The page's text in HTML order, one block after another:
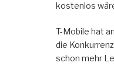
kostenlos
T-Mobile hat
die
schon mehr